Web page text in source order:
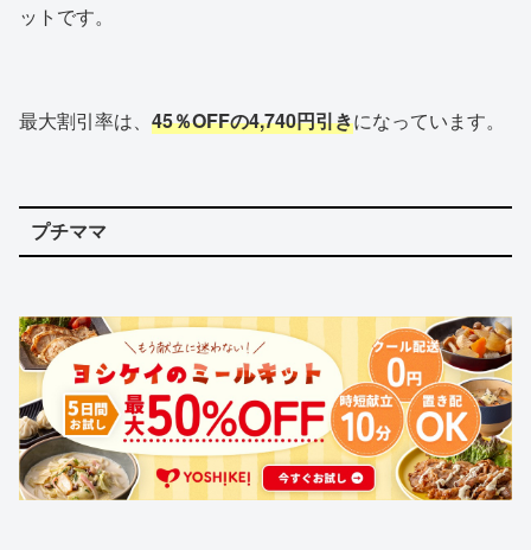
ットです。
最大割引率は、 45％OFFの4,740円引きになっています。
プチママ